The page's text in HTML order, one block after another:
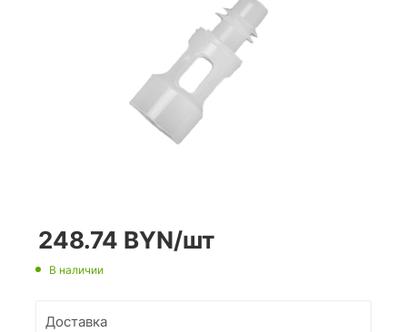
248.74 BYN/шт
В наличии
Доставка